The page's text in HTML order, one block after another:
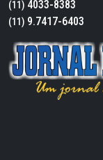
(11) 4033-8383
(11) 9.7417-6403